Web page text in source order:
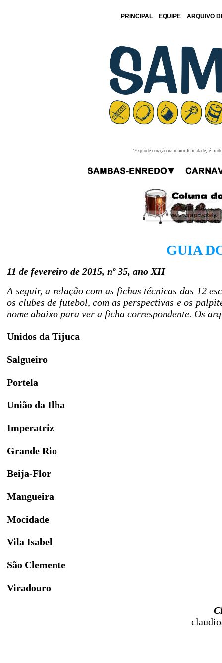
PRINCIPAL EQUIPE ARQUIVO
'Explode coração na maior felicidade, é
GUIA
11 de fevereiro de 2015, nº 35, ano XII
A seguir, a relação com as fichas técnicas das 12
os clubes de futebol, com as perspectivas e os
nome abaixo para ver a ficha correspondente. Os
Unidos da Tijuca
Salgueiro
Portela
União da Ilha
Imperatriz
Grande Rio
Beija-Flor
Mangueira
Mocidade
Vila Isabel
São Clemente
Viradouro